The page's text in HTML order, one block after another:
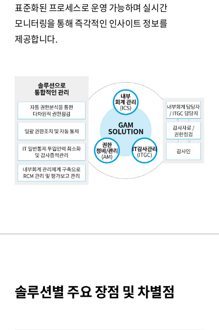
표준화된 프로세스로 운영 가능하며 실시간
모니터링을 통해 즉각적인 인사이트 정보를
제공합니다.
솔루션별 주요 장점 및 차별점